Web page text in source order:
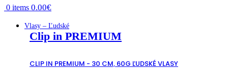
0 items 0.00€
Vlasy – Ľudské
Clip in PREMIUM
CLIP IN PREMIUM - 30 CM, 60G ĽUDSKÉ VLASY